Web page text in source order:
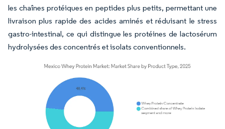
les chaînes protéiques en peptides plus petits, permettant une
livraison plus rapide des acides aminés et réduisant le stress
gastro-intestinal, ce qui distingue les protéines de lactosérum
hydrolysées des concentrés et isolats conventionnels.